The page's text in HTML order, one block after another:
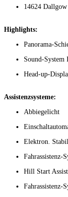
14624 Dallgow
Highlights:
Panorama-
Sound-System
Head-up-
Assistenzsysteme:
Abbiegelicht
Elektron.
Fahrassistenz-
Hill Start
Fahrassistenz-